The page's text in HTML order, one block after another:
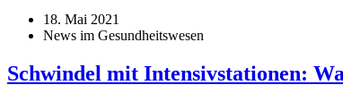
18. Mai 2021
News im Gesundheitswesen
Schwindel mit Intensivstationen: